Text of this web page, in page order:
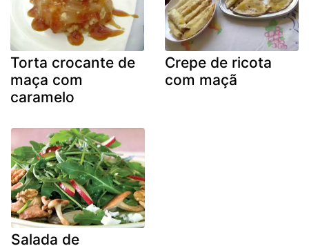
Torta crocante de
maça com
caramelo
Crepe de ricota
com maçã
Salada de